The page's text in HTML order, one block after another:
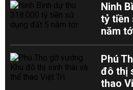
Ninh
tỷ tiền
năm
Phú
đô thị
thao